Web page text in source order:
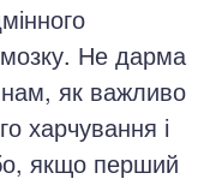
мозку. Не дарма
нам, як важливо
харчування і
якщо перший